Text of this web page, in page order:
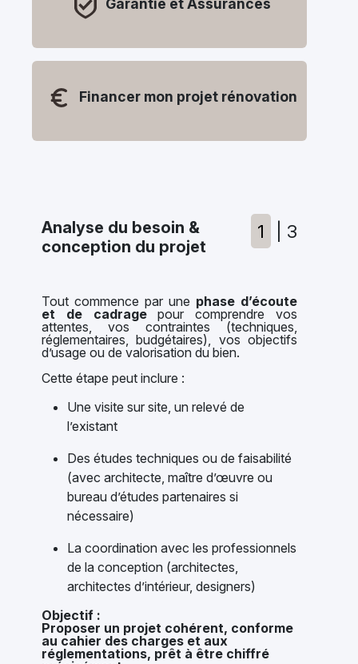
Garantie et Assurances
Financer mon projet rénovation
1 | 3
Analyse du besoin &
conception du projet
Tout commence par une phase d’écoute
et de cadragepour comprendre vos
attentes, vos contraintes (techniques,
réglementaires, budgétaires), vos objectifs
d’usage ou de valorisation du bien.
Cette étape peut inclure :
Une visite sur site, un relevé de
l’existant
Des études techniques ou de faisabilité
(avec architecte, maître d’œuvre ou
bureau d’études partenaires si
nécessaire)
La coordination avec les professionnels
de la conception (architectes,
architectes d’intérieur, designers)
Objectif :
Proposer un projet cohérent, conforme
au cahier des charges et aux
réglementations, prêt à être chiffré